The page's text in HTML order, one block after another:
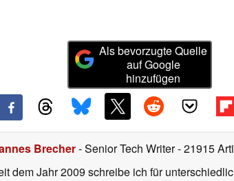
Als bevorzugte Quelle
auf Google
hinzufügen
Brecher- Senior Tech Writer- 21915
dem Jahr 2009 schreibe ich für